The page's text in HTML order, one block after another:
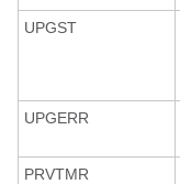
UPGST
UPGERR
PRVTMR